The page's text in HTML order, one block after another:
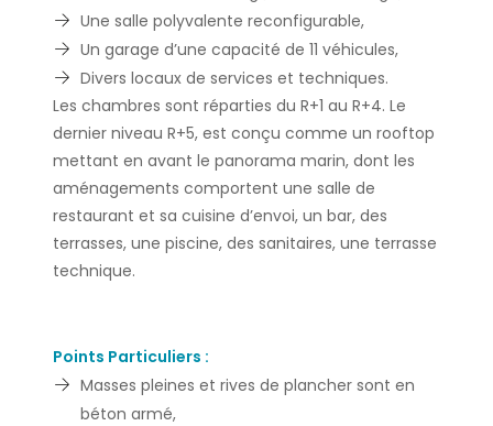
Une salle polyvalente reconfigurable,
Un garage d’une capacité de 11 véhicules,
Divers locaux de services et techniques.
Les chambres sont réparties du R+1 au R+4. Le
dernier niveau R+5, est conçu comme un rooftop
mettant en avant le panorama marin, dont les
aménagements comportent une salle de
restaurant et sa cuisine d’envoi, un bar, des
terrasses, une piscine, des sanitaires, une terrasse
technique.
Points Particuliers :
Masses pleines et rives de plancher sont en
béton armé,